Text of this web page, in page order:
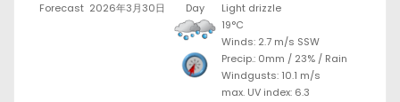
Forecast 2026年3月30日 Day
Light drizzle
19°C
Winds: 2.7 m/s SSW
Precip.: 0mm / 23% / Rain
Windgusts: 10.1 m/s
max. UV index: 6.3